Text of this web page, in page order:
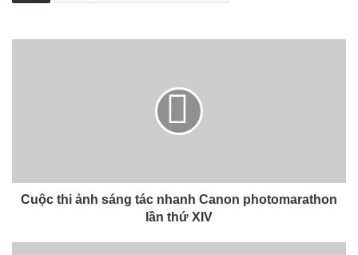
Cuộc thi ảnh sáng tác nhanh Canon photomarathon
lần thứ XIV